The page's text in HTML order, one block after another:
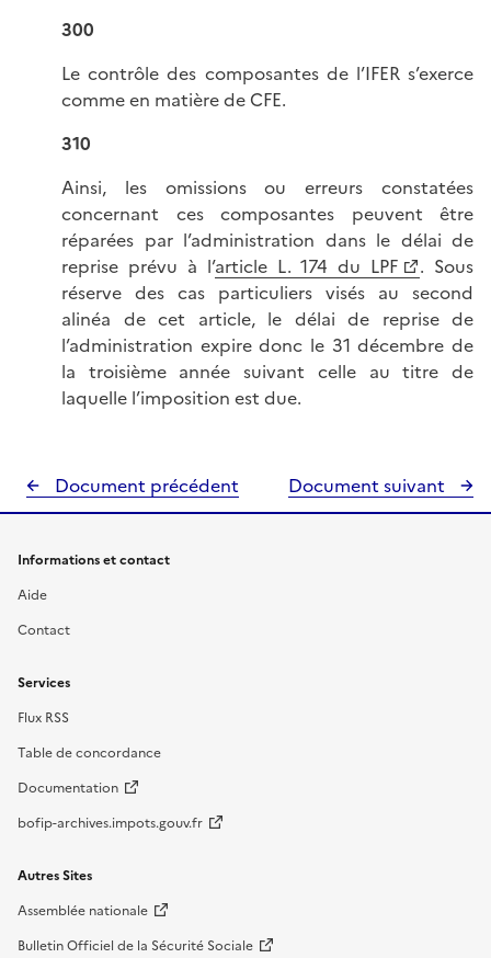
300
Le contrôle des composantes de l’IFER s’exerce
comme en matière de CFE.
310
Ainsi, les omissions ou erreurs constatées
concernant ces composantes peuvent être
réparées par l’administration dans le délai de
reprise prévu à l’article L. 174 du LPF
. Sous
réserve des cas particuliers visés au second
alinéa de cet article, le délai de reprise de
l’administration expire donc le 31 décembre de
la troisième année suivant celle au titre de
laquelle l’imposition est due.
Document précédent Document suivant
Informations et contact
Aide
Contact
Services
Flux RSS
Table de concordance
Documentation
bofip-archives.impots.gouv.fr
Autres Sites
Assemblée nationale
Bulletin Officiel de la Sécurité Sociale